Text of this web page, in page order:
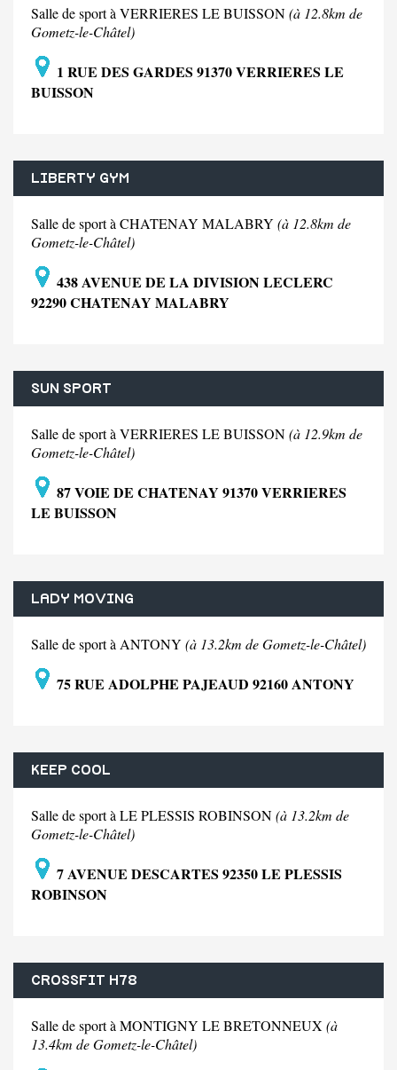
Salle de sport à VERRIERES LE BUISSON(à 12.8km de
Gometz-le-Châtel)
1 RUE DES GARDES 91370 VERRIERES LE
BUISSON
LIBERTY GYM
Salle de sport à CHATENAY MALABRY (à 12.8km de
Gometz-le-Châtel)
438 AVENUE DE LA DIVISION LECLERC
92290 CHATENAY MALABRY
SUN SPORT
Salle de sport à VERRIERES LE BUISSON(à 12.9km de
Gometz-le-Châtel)
87 VOIE DE CHATENAY 91370 VERRIERES
LE BUISSON
LADY MOVING
Salle de sport à ANTONY (à 13.2km de Gometz-le-Châtel)
75 RUE ADOLPHE PAJEAUD 92160 ANTONY
KEEP COOL
Salle de sport à LE PLESSIS ROBINSON(à 13.2km de
Gometz-le-Châtel)
7 AVENUE DESCARTES 92350 LE PLESSIS
ROBINSON
CROSSFIT H78
Salle de sport à MONTIGNY LE BRETONNEUX (à
13.4km de Gometz-le-Châtel)